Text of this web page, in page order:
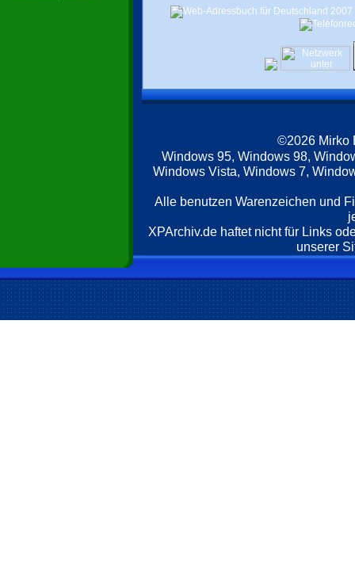
©2026 Mirko
Windows 95, Windows 98,
Windows Vista, Windows 7,
Alle benutzen Warenzeichen und
XPArchiv.de haftet nicht für Links
unserer